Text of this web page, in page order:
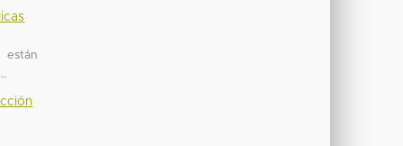
están